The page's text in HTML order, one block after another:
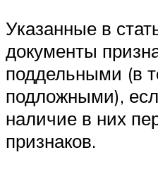
Указанные в
документы
поддельными (в
подложными),
наличие в них
признаков.